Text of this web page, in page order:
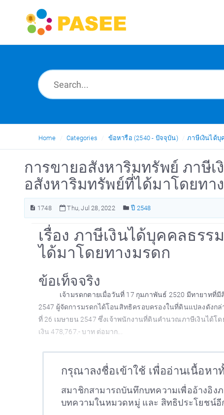
Home Categories ข้อหารือ (2540 - ปัจจุบัน) ภาษีเงินได้บุ
การขายอสังหาริมทรัพย์ ภาษี
อสังหาริมทรัพย์ที่ได้มาโดยทา
1748 Thu, Jul 28, 2022 ปี 2548
เรื่อง ภาษีเงินได้บุคคลธร
ได้มาโดยทางมรดก
ข้อเท็จจริง
เจ้ามรดกตายเมื่อวันที่ 17 กุมภาพันธ์ 2520 มีทายาท
2547 ผู้จัดการมรดกได้โอนสิทธิครอบครองในที่ดินแปลงดัง
ที่ 26 เมษายน 2547 ซึ่งเจ้าพนักงานที่ดินคำนวณภาษีเงินได้โ
เงิน 478,767.- บาท ต่อมาก...
กรุณาลงชื่อเข้าใช้ เพื่ออ่านเนื้อหา
สมาชิกสามารถบันทึกบทความเพื่ออ้างอิง
บทความในหมวดหมู่ และ สิทธิประโยชน์อี